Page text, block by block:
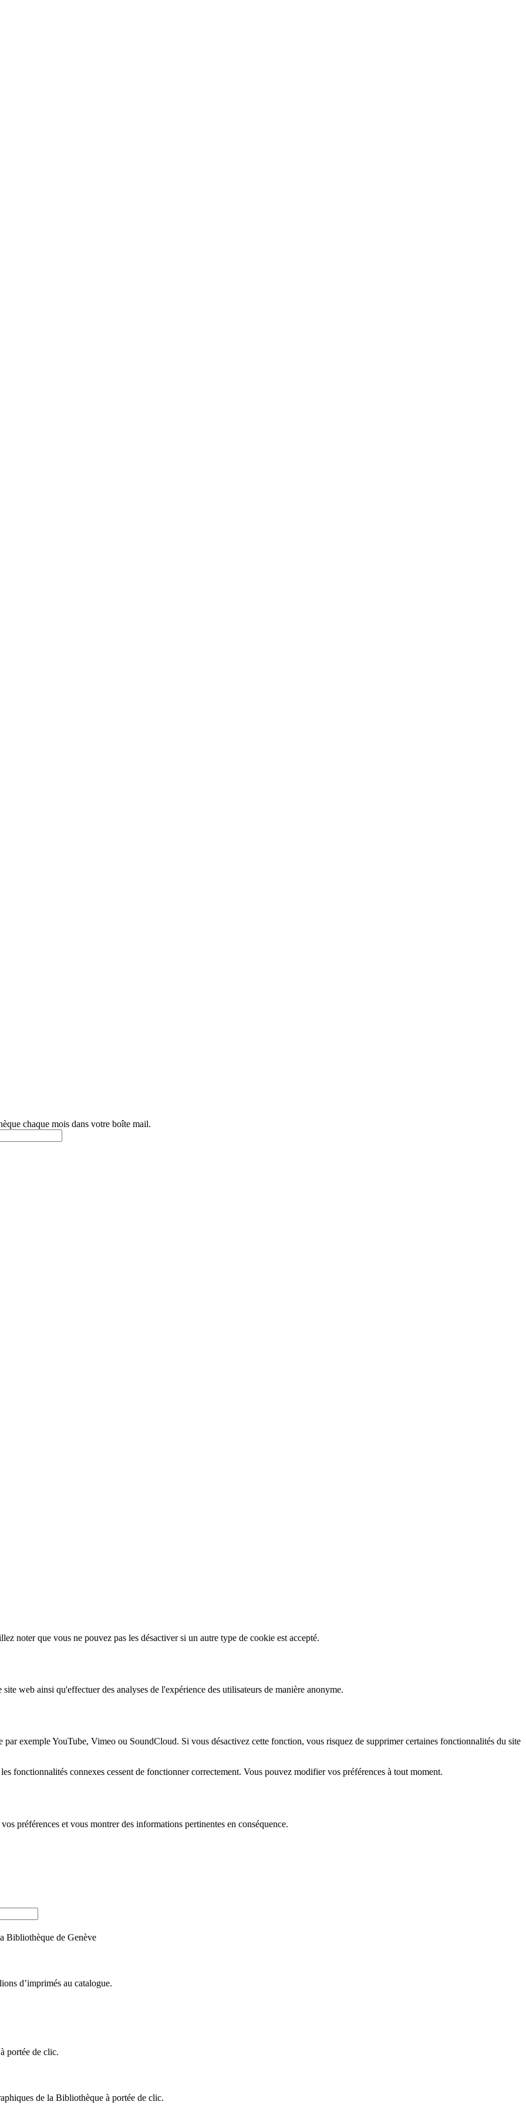
chaque mois dans votre boîte mail.
noter que vous ne pouvez pas les désactiver si un autre type de cookie est accepté.
web ainsi qu'effectuer des analyses de l'expérience des utilisateurs de manière anonyme.
exemple YouTube, Vimeo ou SoundCloud. Si vous désactivez cette fonction, vous risquez de supprimer certaines fonctionnalités du site
fonctionnalités connexes cessent de fonctionner correctement. Vous pouvez modifier vos préférences à tout moment.
préférences et vous montrer des informations pertinentes en conséquence.
Bibliothèque de Genève
d’imprimés au catalogue.
portée de clic.
de la Bibliothèque à portée de clic.